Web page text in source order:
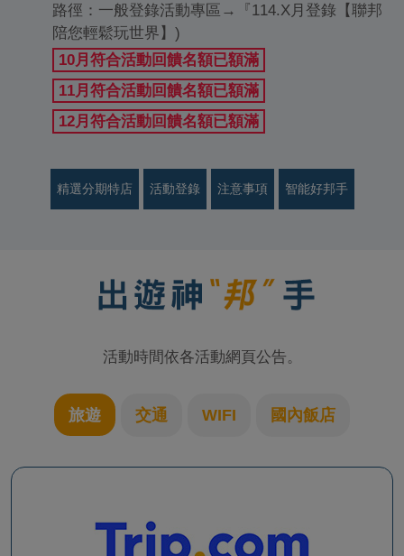
路徑：一般登錄活動專區→『114.X月登錄【聯邦
陪您輕鬆玩世界】)
10月符合活動回饋名額已額滿
11月符合活動回饋名額已額滿
12月符合活動回饋名額已額滿
精選分期特店 活動登錄 注意事項 智能好邦手
活動時間依各活動網頁公告。
旅遊 交通 WIFI 國內飯店